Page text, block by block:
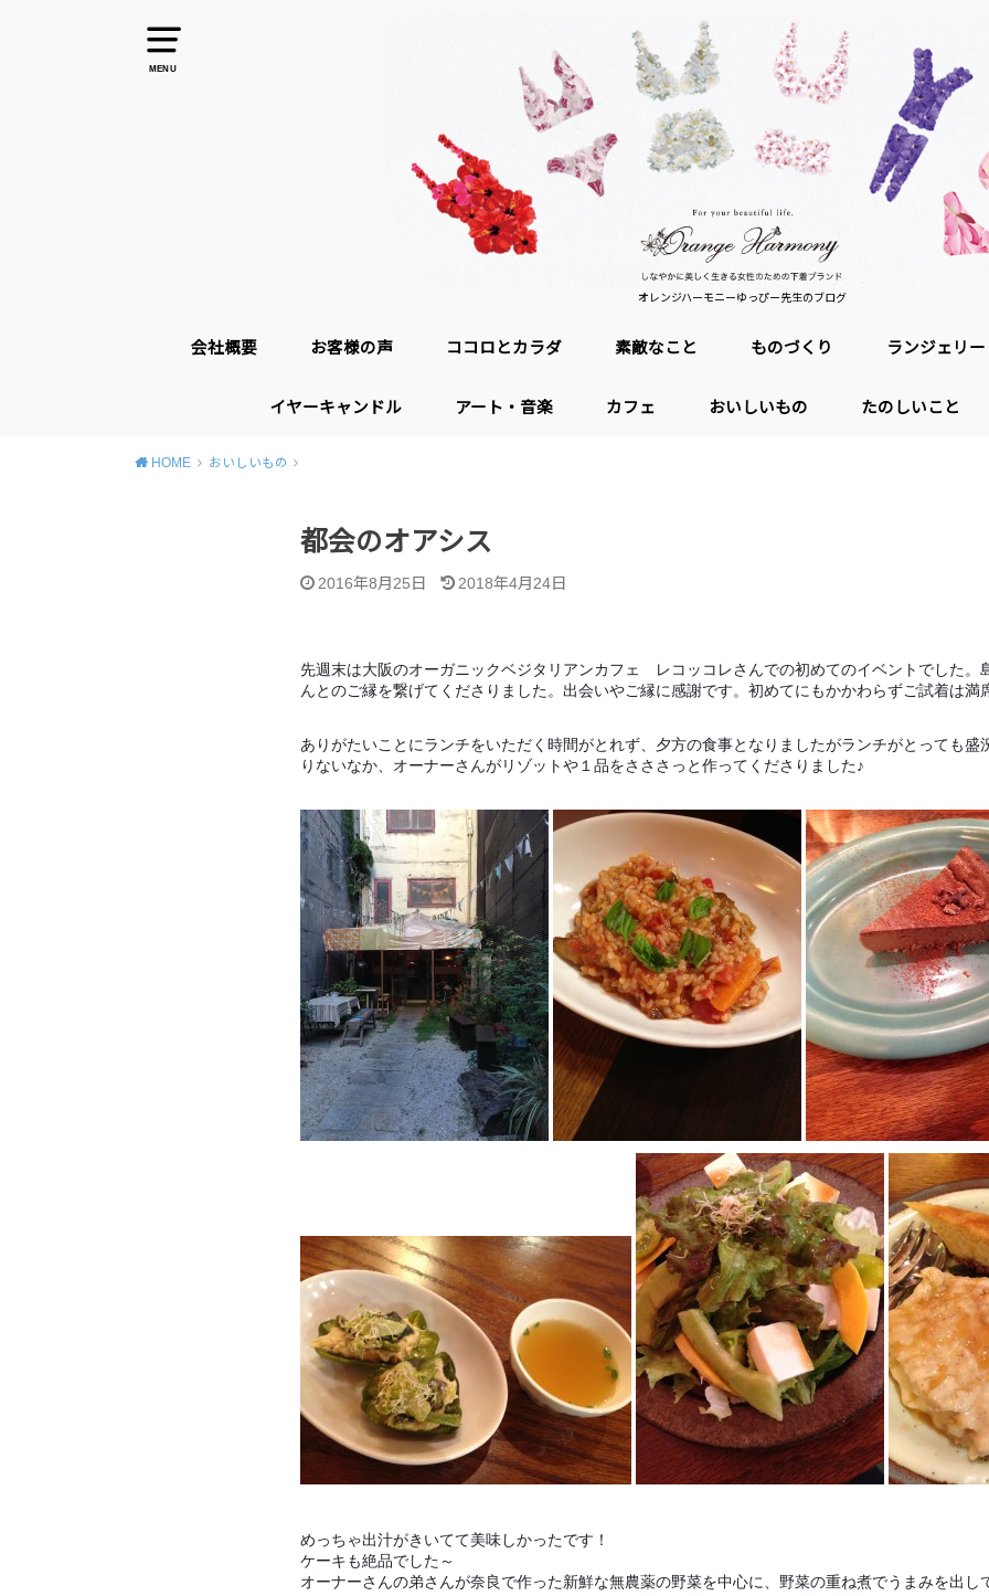
MENU
オレンジハーモニーゆっぴー先生のブログ
会社概要 お客様の声 ココロとカラダ 素敵なこと ものづくり ランジェリー
イヤーキャンドル アート・音楽 カフェ おいしいもの たのしいこと
HOME おいしいもの
都会のオアシス
2016年8月25日 2018年4月24日
先週末は大阪のオーガニックベジタリアンカフェ レコッコレさんでの初めてのイベントでした。
んとのご縁を繋げてくださりました。出会いやご縁に感謝です。初めてにもかかわらずご試着は満
ありがたいことにランチをいただく時間がとれず、夕方の食事となりましたがランチがとっても盛
りないなか、オーナーさんがリゾットや１品をさささっと作ってくださりました♪
めっちゃ出汁がきいてて美味しかったです！
ケーキも絶品でした～
オーナーさんの弟さんが奈良で作った新鮮な無農薬の野菜を中心に、野菜の重ね煮でうまみを出し